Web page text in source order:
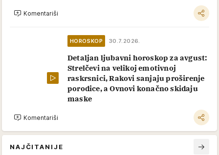
Komentariši
HOROSKOP 30.7.2026.
Detaljan ljubavni horoskop za avgust:
Strelčevi na velikoj emotivnoj
raskrsnici, Rakovi sanjaju proširenje
porodice, a Ovnovi konačno skidaju
maske
Komentariši
NAJČITANIJE